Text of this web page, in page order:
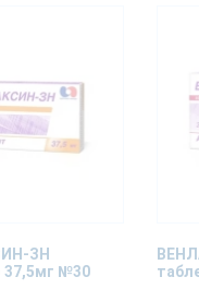
ЗН
37,5мг №30